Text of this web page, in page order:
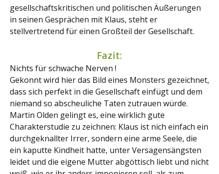
gesellschaftskritischen und politischen Äußerungen
in seinen Gesprächen mit Klaus, steht er
stellvertretend für einen Großteil der Gesellschaft.
Fazit:
Nichts für schwache Nerven !
Gekonnt wird hier das Bild eines Monsters gezeichnet,
dass sich perfekt in die Gesellschaft einfügt und dem
niemand so abscheuliche Taten zutrauen würde.
Martin Olden gelingt es, eine wirklich gute
Charakterstudie zu zeichnen: Klaus ist nich einfach ein
durchgeknallter Irrer, sondern eine arme Seele, die
ein kaputte Kindheit hatte, unter Versagensängsten
leidet und die eigene Mutter abgöttisch liebt und nicht